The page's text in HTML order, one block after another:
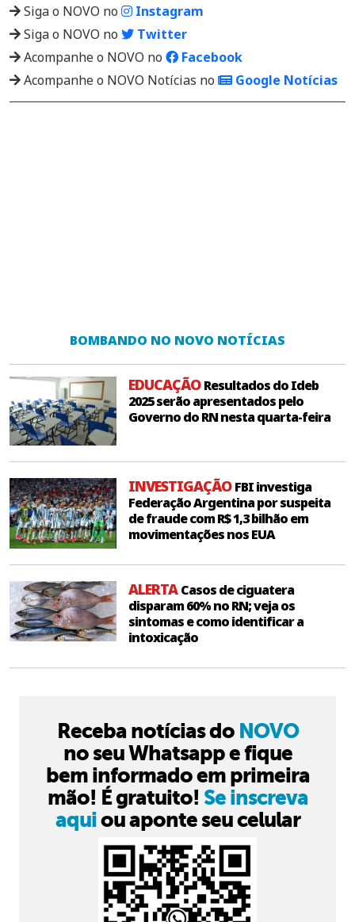
Siga o NOVO no
Instagram
Siga o NOVO no
Twitter
Acompanhe o NOVO no
Facebook
Acompanhe o NOVO Notícias no
Google Notícias
BOMBANDO NO NOVO NOTÍCIAS
EDUCAÇÃOResultados do Ideb
2025 serão apresentados pelo
Governo do RN nesta quarta-feira
INVESTIGAÇÃOFBI investiga
Federação Argentina por suspeita
de fraude com R$ 1,3 bilhão em
movimentações nos EUA
ALERTACasos de ciguatera
disparam 60% no RN; veja os
sintomas e como identificar a
intoxicação
Receba notícias do NOVO
no seu Whatsapp e fique
bem informado em primeira
mão! É gratuito! Se inscreva
aquiou aponte seu celular